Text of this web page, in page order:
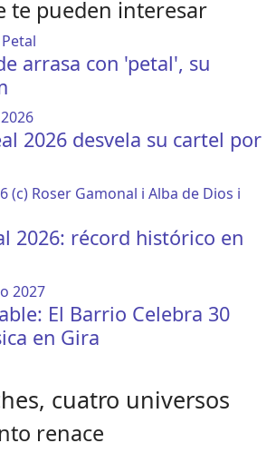
te pueden interesar
arrasa con 'petal', su
2026 desvela su cartel por
2026: récord histórico en
El Barrio Celebra 30
en Gira
cuatro universos
renace